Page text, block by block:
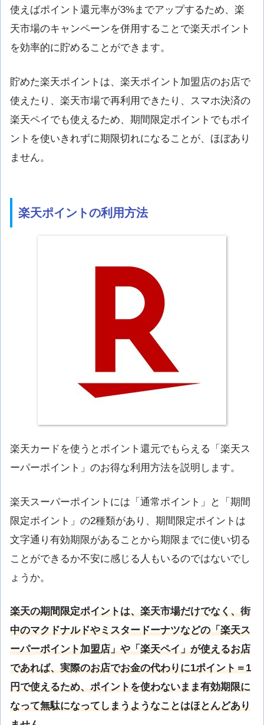
使えばポイント還元率が3%までアップするため、楽
天市場のキャンペーンを併用することで楽天ポイント
を効率的に貯めることができます。
貯めた楽天ポイントは、楽天ポイント加盟店のお店で
使えたり、楽天市場で再利用できたり、スマホ決済の
楽天ペイでも使えるため、期間限定ポイントでもポイ
ントを使いきれずに期限切れになることが、ほぼあり
ません。
楽天ポイントの利用方法
楽天カードを使うとポイント還元でもらえる「楽天ス
ーパーポイント」のお得な利用方法を説明します。
楽天スーパーポイントには「通常ポイント」と「期間
限定ポイント」の2種類があり、期間限定ポイントは
文字通り有効期限があることから期限までに使い切る
ことができるか不安に感じる人もいるのではないでし
ょうか。
楽天の期間限定ポイントは、楽天市場だけでなく、街
中のマクドナルドやミスタードーナツなどの「楽天ス
ーパーポイント加盟店」や「楽天ペイ」が使えるお店
であれば、実際のお店でお金の代わりに1ポイント＝1
円で使えるため、ポイントを使わないまま有効期限に
なって無駄になってしまうようなことはほとんどあり